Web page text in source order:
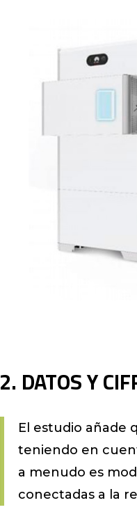
2. DATOS Y
El estudio añade
teniendo en
a menudo es
conectadas a la